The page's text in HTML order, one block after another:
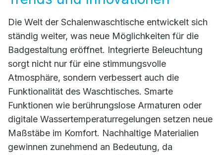
Die Welt der Schalenwaschtische entwickelt sich
ständig weiter, was neue Möglichkeiten für die
Badgestaltung eröffnet. Integrierte Beleuchtung
sorgt nicht nur für eine stimmungsvolle
Atmosphäre, sondern verbessert auch die
Funktionalität des Waschtisches. Smarte
Funktionen wie berührungslose Armaturen oder
digitale Wassertemperaturregelungen setzen neue
Maßstäbe im Komfort. Nachhaltige Materialien
gewinnen zunehmend an Bedeutung, da